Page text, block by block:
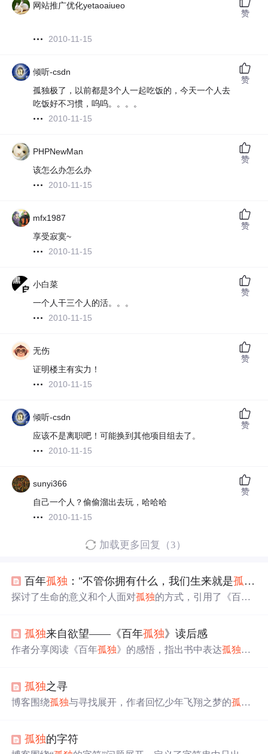
网站推广优化yetaoaiueo
2010-11-15
赞
倾听-csdn
孤独极了，以前都是3个人一起吃饭的，今天一个人去
吃饭好不习惯，呜呜。。。。
2010-11-15
赞
PHPNewMan
该怎么办怎么办
2010-11-15
赞
mfx1987
享受寂寞~
2010-11-15
赞
小白菜
一个人干三个人的活。。。
2010-11-15
赞
无伤
证明楼主有实力！
2010-11-15
赞
倾听-csdn
应该不是离职吧！可能换到其他项目组去了。
2010-11-15
赞
sunyi366
自己一个人？偷偷溜出去玩，哈哈哈
2010-11-15
赞
加载更多回复（3）
百年孤独 ："不管你拥有什么，我们生来就是孤独
探讨了生命的意义和个人面对孤独的方式，引用了《百年
孤独来自欲望——《百年孤独》读后感
作者分享阅读《百年孤独》的感悟，指出书中表达孤独是
魔幻现实主义描写，最后阐述了
人们认清孤独 以从容面对生活。
孤独之寻
博客围绕孤独与寻找展开，作者回忆少年飞翔之梦的孤独
尘世中迷失寻找方向，
孤独的字符